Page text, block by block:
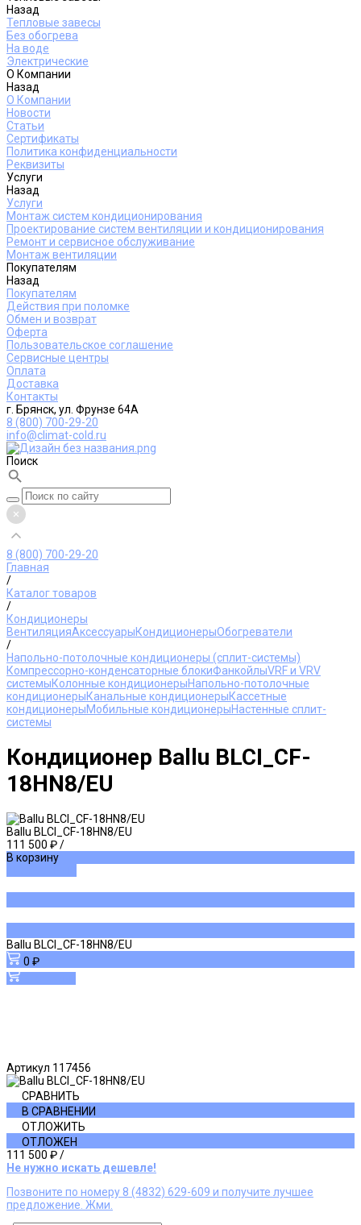
Назад
Тепловые завесы
Без обогрева
На воде
Электрические
О Компании
Назад
О Компании
Новости
Статьи
Сертификаты
Политика конфиденциальности
Реквизиты
Услуги
Назад
Услуги
Монтаж систем кондиционирования
Проектирование систем вентиляции и кондиционирования
Ремонт и сервисное обслуживание
Монтаж вентиляции
Покупателям
Назад
Покупателям
Действия при поломке
Обмен и возврат
Оферта
Пользовательское соглашение
Сервисные центры
Оплата
Доставка
Контакты
г. Брянск, ул. Фрунзе 64А
8 (800) 700-29-20
info@climat-cold.ru
Поиск
8 (800) 700-29-20
Главная
/
Каталог товаров
/
Кондиционеры
ВентиляцияАксессуарыКондиционерыОбогреватели
/
Напольно-потолочные кондиционеры (сплит-системы)
Компрессорно-конденсаторные блокиФанкойлыVRF и VRV
системыКолонные кондиционерыНапольно-потолочные
кондиционерыКанальные кондиционерыКассетные
кондиционерыМобильные кондиционерыНастенные сплит-
системы
Кондиционер Ballu BLCI_CF-
18HN8/EU
Ballu BLCI_CF-18HN8/EU
111 500 ₽/
В корзину
Ballu BLCI_CF-18HN8/EU
0 ₽
Артикул 117456
СРАВНИТЬ
В СРАВНЕНИИ
ОТЛОЖИТЬ
ОТЛОЖЕН
111 500 ₽/
Не нужно искать дешевле!
Позвоните по номеру 8 (4832) 629-609 и получите лучшее
предложение. Жми.